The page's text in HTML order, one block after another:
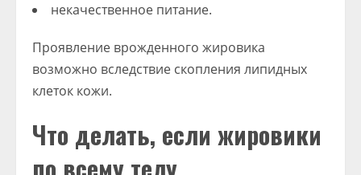
некачественное питание.
Проявление врожденного жировика
возможно вследствие скопления липидных
клеток кожи.
Что делать, если жировики